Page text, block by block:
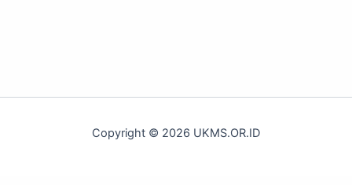
Copyright © 2026 UKMS.OR.ID